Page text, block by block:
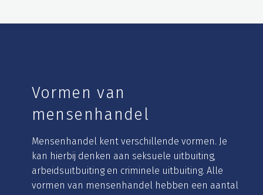
Vormen van
mensenhandel
Mensenhandel kent verschillende vormen. Je
kan hierbij denken aan seksuele uitbuiting,
arbeidsuitbuiting en criminele uitbuiting. Alle
vormen van mensenhandel hebben een aantal